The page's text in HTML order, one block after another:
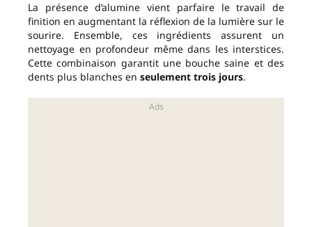
La présence d’alumine vient parfaire le travail de
finition en augmentant la réflexion de la lumière sur le
sourire. Ensemble, ces ingrédients assurent un
nettoyage en profondeur même dans les interstices.
Cette combinaison garantit une bouche saine et des
dents plus blanches en seulement trois jours.